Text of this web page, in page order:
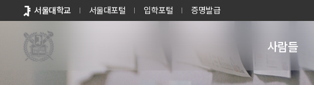
바로가기
메뉴
서울대학교 서울대포털 입학포털 증명발급
사람들